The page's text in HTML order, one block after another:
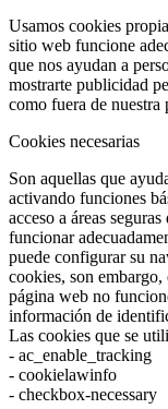
Usamos cookies
sitio web funcione
que nos ayudan a
mostrarte publicidad
como fuera de nuestra
Cookies necesarias
Son aquellas que
activando funciones
acceso a áreas
funcionar
puede configurar su
cookies, son embargo,
página web no
información de
Las cookies que se
- ac_enable_tracking
- cookielawinfo
- checkbox-necessary